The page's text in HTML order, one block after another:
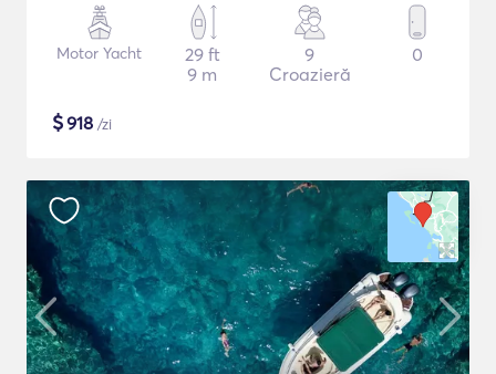
Motor Yacht
29 ft
9 m
9
Croazieră
0
$918 /zi